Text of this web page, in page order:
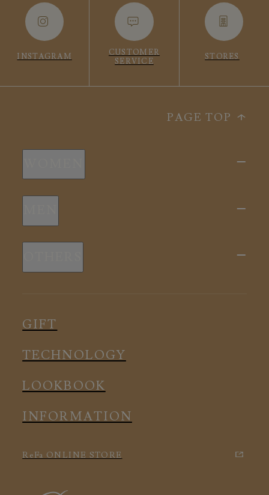
INSTAGRAM
CUSTOMER
SERVICE
STORES
PAGE TOP
新商品
スリープウェア
ルームウェア
アクセサリー
新商品
ルームウェア
アクセサリー
GIFT
TECHNOLOGY
LOOKBOOK
INFORMATION
ReFa ONLINE STORE